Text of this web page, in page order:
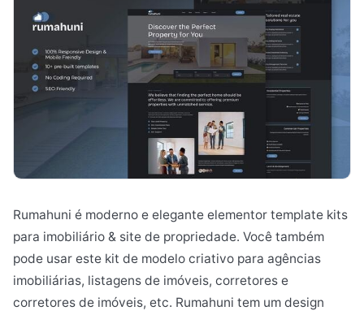
Rumahuni é moderno e elegante elementor template kits
para imobiliário & site de propriedade. Você também
pode usar este kit de modelo criativo para agências
imobiliárias, listagens de imóveis, corretores e
corretores de imóveis, etc. Rumahuni tem um design